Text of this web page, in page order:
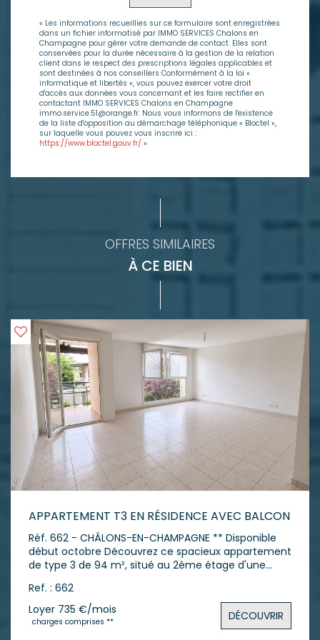
« Les informations recueillies sur ce formulaire sont enregistrées
dans un fichier informatisé par IMMO SERVICES Chalons en
Champagne pour gérer votre demande de contact. Elles sont
conservées pour la durée nécessaire à la gestion de la relation
client dans le respect des prescriptions légales applicables et
sont destinées à nos conseillers Conformément à la loi «
informatique et libertés », vous pouvez exercer votre droit
d'accès aux données vous concernant et les faire rectifier en
contactant IMMO SERVICES Chalons en Champagne
immo.service.51@orange.fr. Nous vous informons de l'existence
de la liste d'opposition au démarchage téléphonique « Bloctel »,
sur laquelle vous pouvez vous inscrire ici :
https://www.bloctel.gouv.fr/ »
OFFRES SIMILAIRES
À CE BIEN
APPARTEMENT T3 EN RÉSIDENCE AVEC BALCON
Réf. 662 - CHÂLONS-EN-CHAMPAGNE ** Disponible
début octobre Découvrez ce spacieux appartement
de type 3 de 94 m², situé au 2ème étage d'une
apprécierez ses beaux volumes et son agencement
fonctionnel comprenant : - Une entrée, - Un vaste
salon/séjour lumineux, - Une cuisine indépendante,
- Deux chambres de 11 m² et 17 m², - Une salle de
Ref. : 662
Loyer 735 €/mois
charges comprises ** DÉCOUVRIR